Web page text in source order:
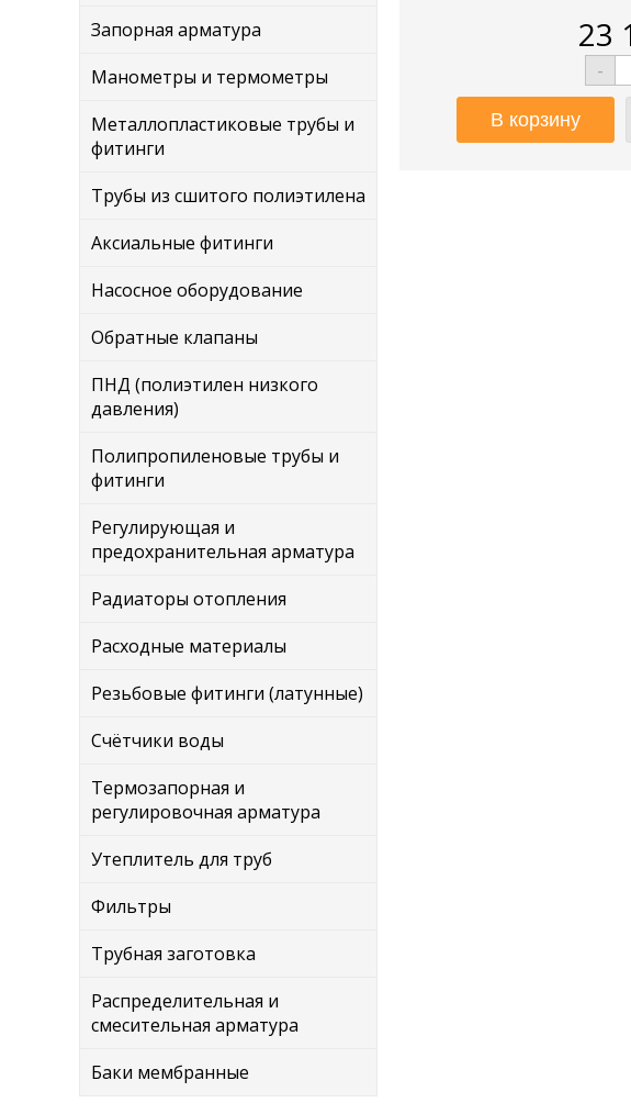
Запорная арматура
Манометры и термометры
Металлопластиковые трубы и
фитинги
Трубы из сшитого полиэтилена
Аксиальные фитинги
Насосное оборудование
Обратные клапаны
ПНД (полиэтилен низкого
давления)
Полипропиленовые трубы и
фитинги
Регулирующая и
предохранительная арматура
Радиаторы отопления
Расходные материалы
Резьбовые фитинги (латунные)
Счётчики воды
Термозапорная и
регулировочная арматура
Утеплитель для труб
Фильтры
Трубная заготовка
Распределительная и
смесительная арматура
Баки мембранные
23
-